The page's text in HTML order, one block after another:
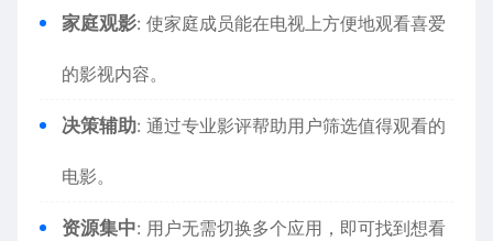
家庭观影: 使家庭成员能在电视上方便地观看喜爱
的影视内容。
决策辅助: 通过专业影评帮助用户筛选值得观看的
电影。
资源集中: 用户无需切换多个应用，即可找到想看